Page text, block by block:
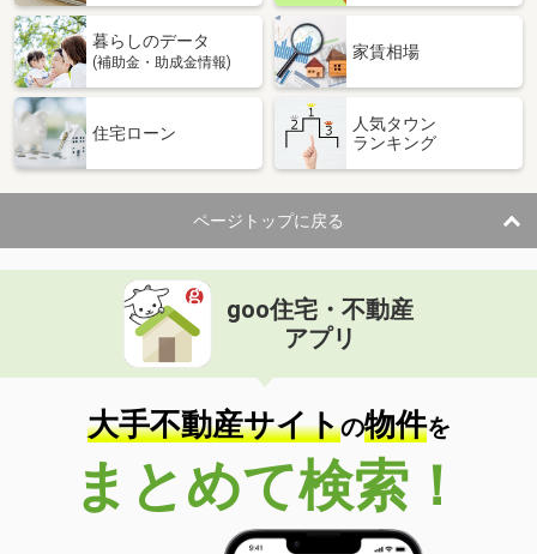
暮らしのデータ
(補助金・助成金情報)
家賃相場
住宅ローン
人気タウン
ランキング
ページトップに戻る
goo住宅・不動産
アプリ
大手不動産サイトの物件を
まとめて検索！